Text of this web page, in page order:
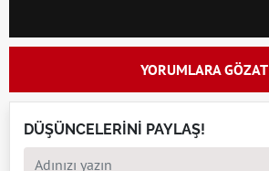
YORUMLARA GÖZAT
DÜŞÜNCELERİNİ PAYLAŞ!